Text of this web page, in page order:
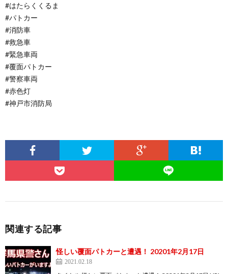
#はたらくくるま
#パトカー
#消防車
#救急車
#緊急車両
#覆面パトカー
#警察車両
#赤色灯
#神戸市消防局
関連する記事
怪しい覆面パトカーと遭遇！ 20201年2月17日
2021.02.18